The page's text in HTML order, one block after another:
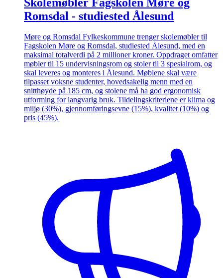
Romsdal - studiested Ålesund
Møre og Romsdal Fylkeskommune trenger skolemøbler til
Fagskolen Møre og Romsdal, studiested Ålesund, med en
maksimal totalverdi på 2 millioner kroner. Oppdraget omfatter
møbler til 15 undervisningsrom og stoler til 3 spesialrom, og
skal leveres og monteres i Ålesund. Møblene skal være
tilpasset voksne studenter, hovedsakelig menn med en
snitthøyde på 185 cm, og stolene må ha god ergonomisk
utforming for langvarig bruk. Tildelingskriteriene er klima og
miljø (30%), gjennomføringsevne (15%), kvalitet (10%) og
pris (45%).